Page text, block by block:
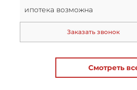
ипотека возможна
Заказать звонок
Смотреть